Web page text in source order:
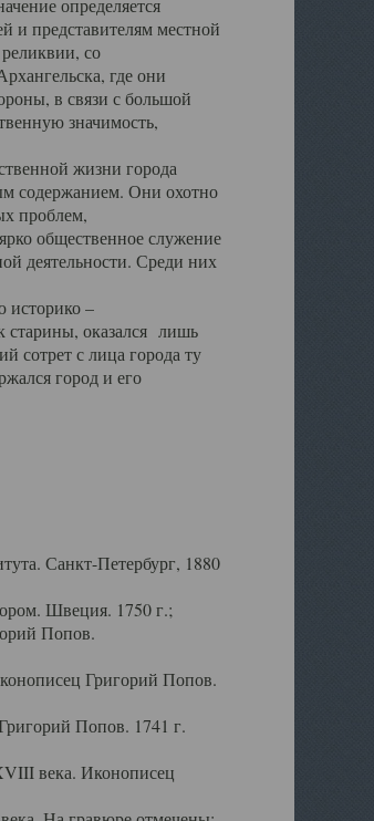
определяется
и представителям местной
со
где они
в связи с большой
значимость,
жизни города
содержанием. Они охотно
проблем,
общественное служение
деятельности. Среди них
–
старины, оказался лишь
сотрет с лица города ту
город и его
Санкт-Петербург, 1880
Швеция. 1750 г.;
Попов.
Григорий Попов.
Попов. 1741 г.
века. Иконописец